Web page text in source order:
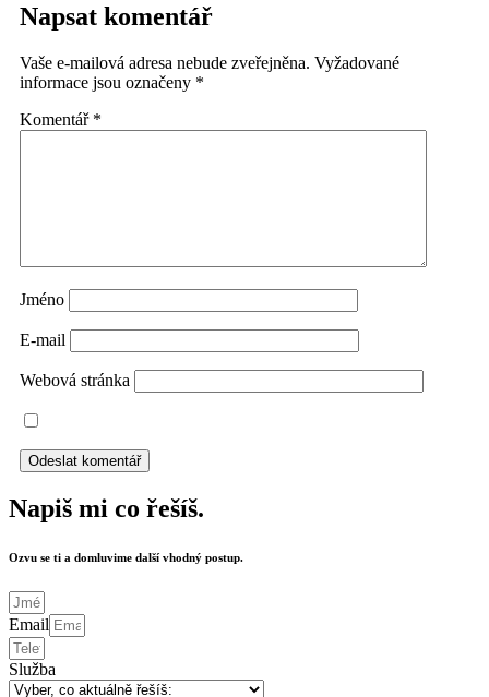
Napsat komentář
Vaše e-mailová adresa nebude zveřejněna. Vyžadované
informace jsou označeny *
Komentář *
Jméno
E-mail
Webová stránka
Napiš mi co řešíš.
Ozvu se ti a domluvime další vhodný postup.
Email
Služba